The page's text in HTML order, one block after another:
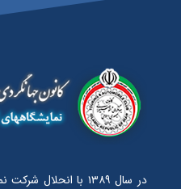
در سال ۱۳۸۹ با